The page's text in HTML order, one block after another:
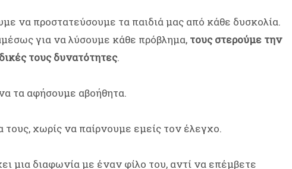
να προστατεύσουμε τα παιδιά μας από κάθε δυσκολία.
για να λύσουμε κάθε πρόβλημα, τους στερούμε την
τους δυνατότητες.
τα αφήσουμε αβοήθητα.
τους, χωρίς να παίρνουμε εμείς τον έλεγχο.
μια διαφωνία με έναν φίλο του, αντί να επέμβετε